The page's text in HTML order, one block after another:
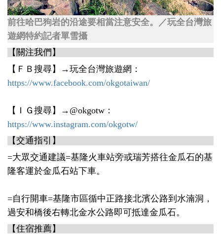
前往哈巴狗岩的沿途要相當注意安全。／玩全台灣旅
遊網特約記者單雪攝
【關注我們】
【ＦＢ搜尋】→玩全台灣旅遊網：
https://www.facebook.com/okgotaiwan/
【ＩＧ搜尋】→@okgotw：
https://www.instagram.com/okgotw/
【交通指引】
=大眾交通建議=基隆火車站旁或瑞芳搭往金瓜石的基
隆客運於金瓜石站下車。
=自行開車=基隆市區循中正路接北濱公路到水湳洞，
過安和橋後右轉北金水公路即可抵達金瓜石。
【住宿推薦】